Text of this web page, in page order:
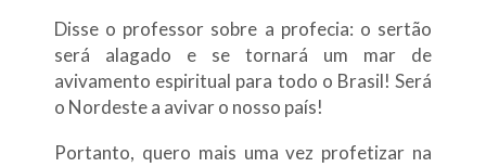
Disse o professor sobre a profecia: o sertão
será alagado e se tornará um mar de
avivamento espiritual para todo o Brasil! Será
o Nordeste a avivar o nosso país!
Portanto, quero mais uma vez profetizar na